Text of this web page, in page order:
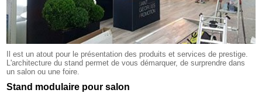
Il est un atout pour le présentation des produits et services de prestige.
L'architecture du stand permet de vous démarquer, de surprendre dans
un salon ou une foire.
Stand modulaire pour salon